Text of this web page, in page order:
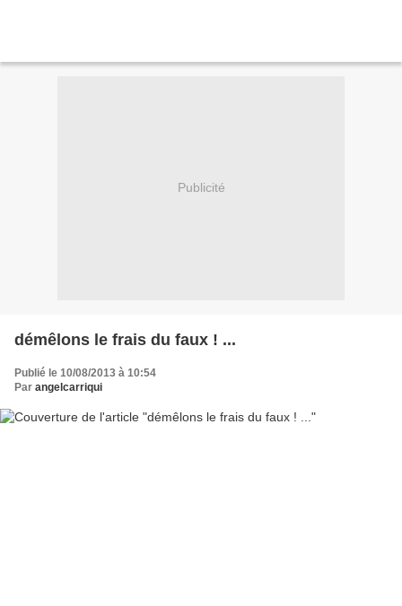
Publicité
démêlons le frais du faux ! ...
Publié le 10/08/2013 à 10:54
Par angelcarriqui